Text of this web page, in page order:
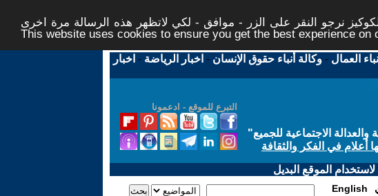
نرجو النقر على الزر - موافق - لكي لاتظهر هذه الرسالة مرة اخرى -
This website uses cookies to ensure you get the best experience on
العمال -وكالة أنباء حقوق الإنسان - اخبار الرياضة - اخبار
التبرع للموقع - ادعمونا
الاجتماعية للجميع"
أعلام في الفكر والثقافة
الموقع البديل
English